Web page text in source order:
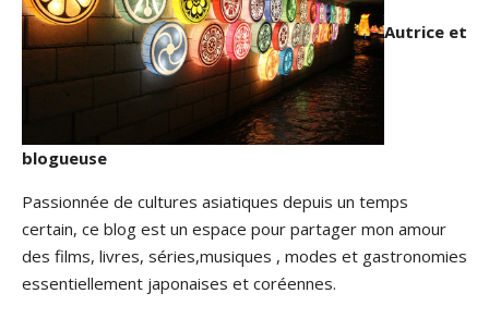
Autrice et
blogueuse
Passionnée de cultures asiatiques depuis un temps
certain, ce blog est un espace pour partager mon amour
des films, livres, séries,musiques , modes et gastronomies
essentiellement japonaises et coréennes.